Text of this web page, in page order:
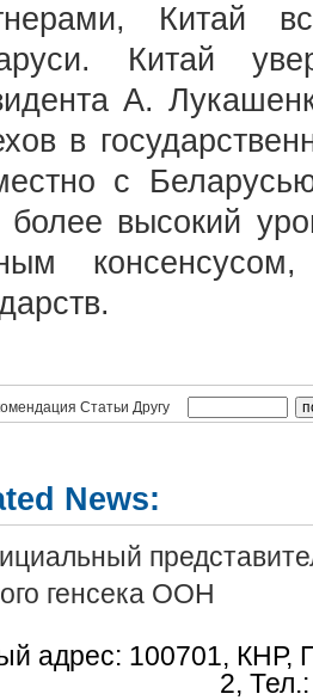
Китай
Китай
А.
в
с
высокий
Статьи Другу
News:
генсека ООН
адрес: 100701, КНР,
2,